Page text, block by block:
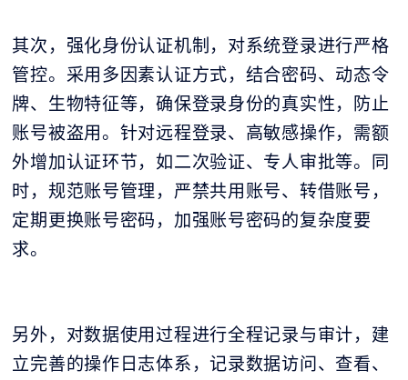
其次，强化身份认证机制，对系统登录进行严格
管控。采用多因素认证方式，结合密码、动态令
牌、生物特征等，确保登录身份的真实性，防止
账号被盗用。针对远程登录、高敏感操作，需额
外增加认证环节，如二次验证、专人审批等。同
时，规范账号管理，严禁共用账号、转借账号，
定期更换账号密码，加强账号密码的复杂度要
求。
另外，对数据使用过程进行全程记录与审计，建
立完善的操作日志体系，记录数据访问、查看、